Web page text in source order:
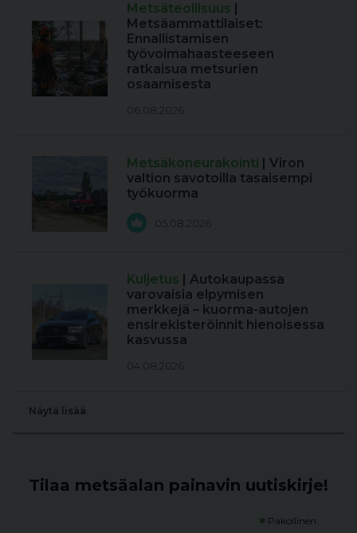
Metsäteollisuus |
Metsäammattilaiset:
Ennallistamisen
työvoimahaasteeseen
ratkaisua metsurien
osaamisesta
06.08.2026
Metsäkoneurakointi | Viron
valtion savotoilla tasaisempi
työkuorma
05.08.2026
Kuljetus | Autokaupassa
varovaisia elpymisen
merkkejä – kuorma-autojen
ensirekisteröinnit hienoisessa
kasvussa
04.08.2026
Näytä lisää
Tilaa metsäalan painavin uutiskirje!
* Pakollinen